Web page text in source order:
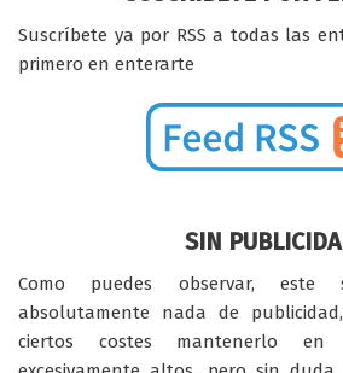
Suscríbete ya por RSS a todas las
primero en enterarte
SIN
Como puedes observar,
absolutamente nada de
ciertos costes mantenerlo